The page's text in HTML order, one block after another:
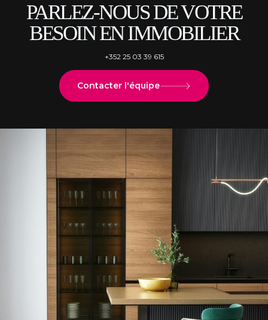
PARLEZ-NOUS DE VOTRE
BESOIN EN IMMOBILIER
+352 25 03 39 615
Contacter l'équipe